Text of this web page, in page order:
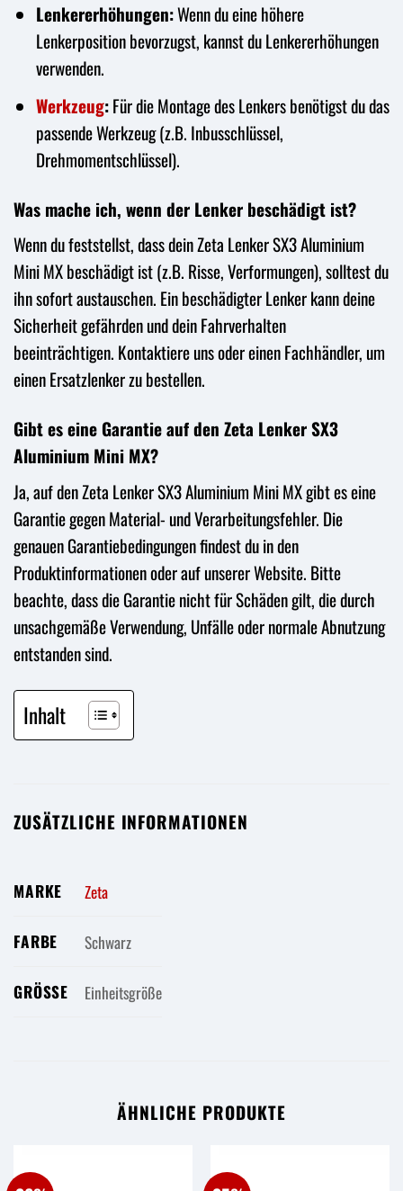
Lenkererhöhungen:Wenn du eine höhere
Lenkerposition bevorzugst, kannst du Lenkererhöhungen
verwenden.
Werkzeug:Für die Montage des Lenkers benötigst du das
passende Werkzeug (z.B. Inbusschlüssel,
Drehmomentschlüssel).
Was mache ich, wenn der Lenker beschädigt ist?
Wenn du feststellst, dass dein Zeta Lenker SX3 Aluminium
Mini MX beschädigt ist (z.B. Risse, Verformungen), solltest du
ihn sofort austauschen. Ein beschädigter Lenker kann deine
Sicherheit gefährden und dein Fahrverhalten
beeinträchtigen. Kontaktiere uns oder einen Fachhändler, um
einen Ersatzlenker zu bestellen.
Gibt es eine Garantie auf den Zeta Lenker SX3
Aluminium Mini MX?
Ja, auf den Zeta Lenker SX3 Aluminium Mini MX gibt es eine
Garantie gegen Material- und Verarbeitungsfehler. Die
genauen Garantiebedingungen findest du in den
Produktinformationen oder auf unserer Website. Bitte
beachte, dass die Garantie nicht für Schäden gilt, die durch
unsachgemäße Verwendung, Unfälle oder normale Abnutzung
entstanden sind.
Inhalt
ZUSÄTZLICHE INFORMATIONEN
MARKE Zeta
FARBE Schwarz
GRÖSSE Einheitsgröße
ÄHNLICHE PRODUKTE